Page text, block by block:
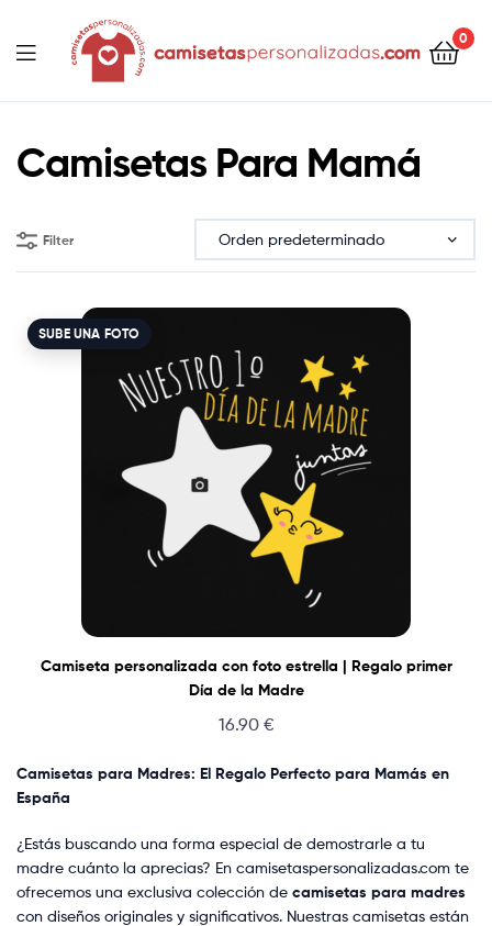
Camisetaspersonalizadas.com
0
Camisetas Para Mamá
Filter
SUBE UNA FOTO
Camiseta personalizada con foto estrella | Regalo primer
Día de la Madre
16.90 €
Camisetas para Madres: El Regalo Perfecto para Mamás en
España
¿Estás buscando una forma especial de demostrarle a tu
madre cuánto la aprecias? En camisetaspersonalizadas.com te
ofrecemos una exclusiva colección de camisetas para madres
con diseños originales y significativos. Nuestras camisetas están